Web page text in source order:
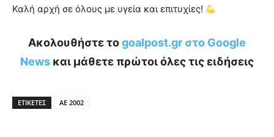
Καλή αρχή σε όλους με υγεία και επιτυχίες!
Ακολουθήστε τοgoalpost.gr στο Google
News και μάθετε πρώτοι όλες τις ειδήσεις
ΕΤΙΚΕΤΕΣ ΑΕ 2002